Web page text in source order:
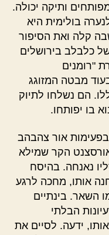
ותיקה יכולה.
בולימית היא
קלה ואת הסיפור
כלבלב בירושלים
"רומנים
מבטה המזוגג
הם נשלחו לתיוק
בו יפותחו.
אור צהבהב
הקר שמילא
נאנחה. בהיסח
אותו, מחכה לרגע
השאר. בינתיים
הבלתי
ידעה. לסיים את